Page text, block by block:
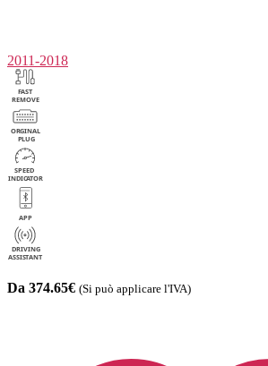
2011-2018
Da 374.65€ (Si può applicare l'IVA)